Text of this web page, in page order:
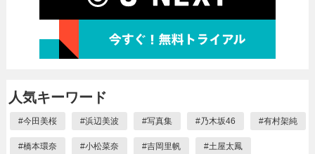
人気キーワード
#今田美桜 #浜辺美波 #写真集 #乃木坂46 #有村架純
#橋本環奈 #小松菜奈 #吉岡里帆 #土屋太鳳